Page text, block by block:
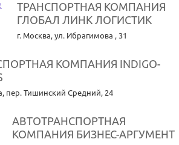
ТРАНСПОРТНАЯ КОМПАНИЯ
ГЛОБАЛ ЛИНК ЛОГИСТИК
г. Москва, ул. Ибрагимова , 31
КОМПАНИЯ INDIGO-
, пер. Тишинский Средний, 24
АВТОТРАНСПОРТНАЯ
КОМПАНИЯ БИЗНЕС-АРГУМЕНТ